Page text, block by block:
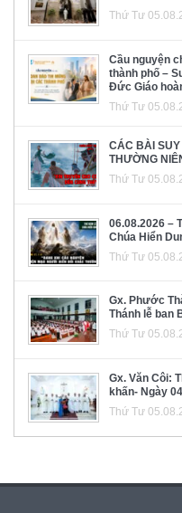
Thứ Tư
Cầu nguyện
thành phố –
Đức Giáo
Thứ Tư
CÁC BÀI
THƯỜNG
Thứ Tư
06.08.2026 –
Chúa Hiển
Thứ Tư
Gx. Phước
Thánh lễ ban
Thứ Tư
Gx. Văn Côi:
khấn- Ngày
Thứ Tư